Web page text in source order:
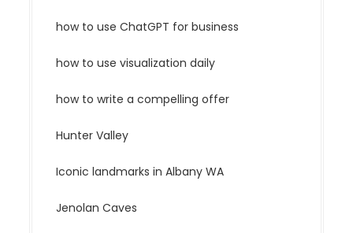
how to use ChatGPT for business
how to use visualization daily
how to write a compelling offer
Hunter Valley
Iconic landmarks in Albany WA
Jenolan Caves